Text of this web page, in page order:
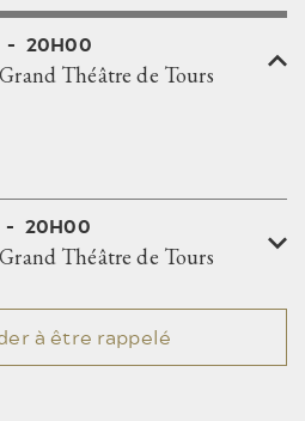
20H00
Grand Théâtre de Tours
20H00
Grand Théâtre de Tours
à être rappelé